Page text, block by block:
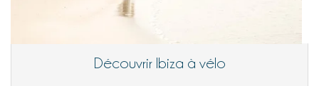
Découvrir Ibiza à vélo